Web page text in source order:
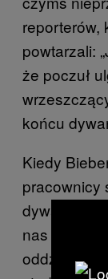
reporterów,
powtarzali:
że poczuł
końcu
Kiedy
pracownicy
dywan,
nas do
oddzielonej